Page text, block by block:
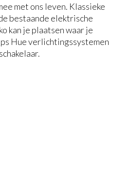
met ons leven. Klassieke
bestaande elektrische
kan je plaatsen waar je
Hue verlichtingssystemen